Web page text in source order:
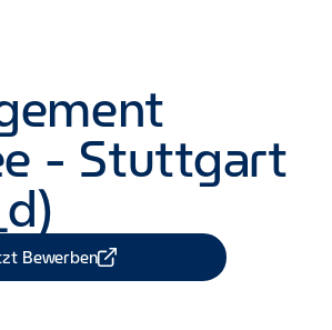
- Stuttgart
Bewerben